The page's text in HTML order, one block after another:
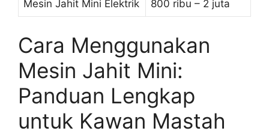
Mesin Jahit Mini Elektrik 800 ribu – 2 juta
Cara Menggunakan
Mesin Jahit Mini:
Panduan Lengkap
untuk Kawan Mastah